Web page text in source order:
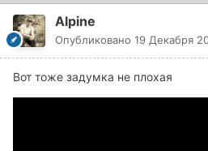
Alpine
Опубликовано 19 Декабря
Вот тоже задумка не плохая